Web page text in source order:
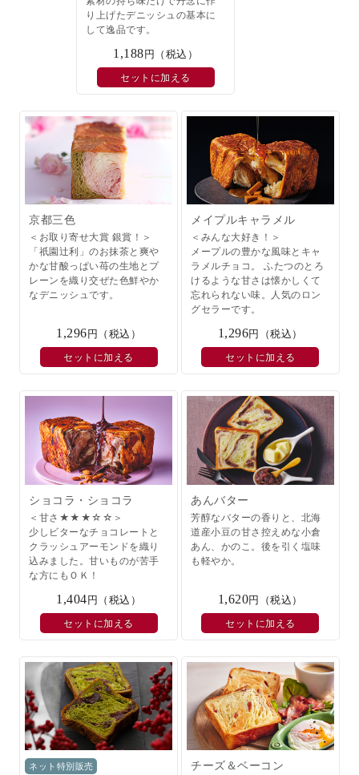
り上げたデニッシュの基本に
して逸品です。
1,188 円（税込）
セットに加える
京都三色
＜お取り寄せ大賞 銀賞！＞
「祇園辻利」のお抹茶と爽や
かな甘酸っぱい苺の生地とプ
レーンを織り交ぜた色鮮やか
なデニッシュです。
1,296 円（税込）
セットに加える
メイプルキャラメル
＜みんな大好き！＞
メープルの豊かな風味とキャ
ラメルチョコ。 ふたつのとろ
けるような甘さは懐かしくて
忘れられない味。人気のロン
グセラーです。
1,296円（税込）
セットに加える
ショコラ・ショコラ
＜甘さ★★★☆☆＞
少しビターなチョコレートと
クラッシュアーモンドを織り
込みました。甘いものが苦手
な方にもＯＫ！
1,404 円（税込）
セットに加える
あんバター
芳醇なバターの香りと、北海
道産小豆の甘さ控えめな小倉
あん、かのこ。後を引く塩味
も軽やか。
1,620円（税込）
セットに加える
ネット特別販売 チーズ＆ベーコン